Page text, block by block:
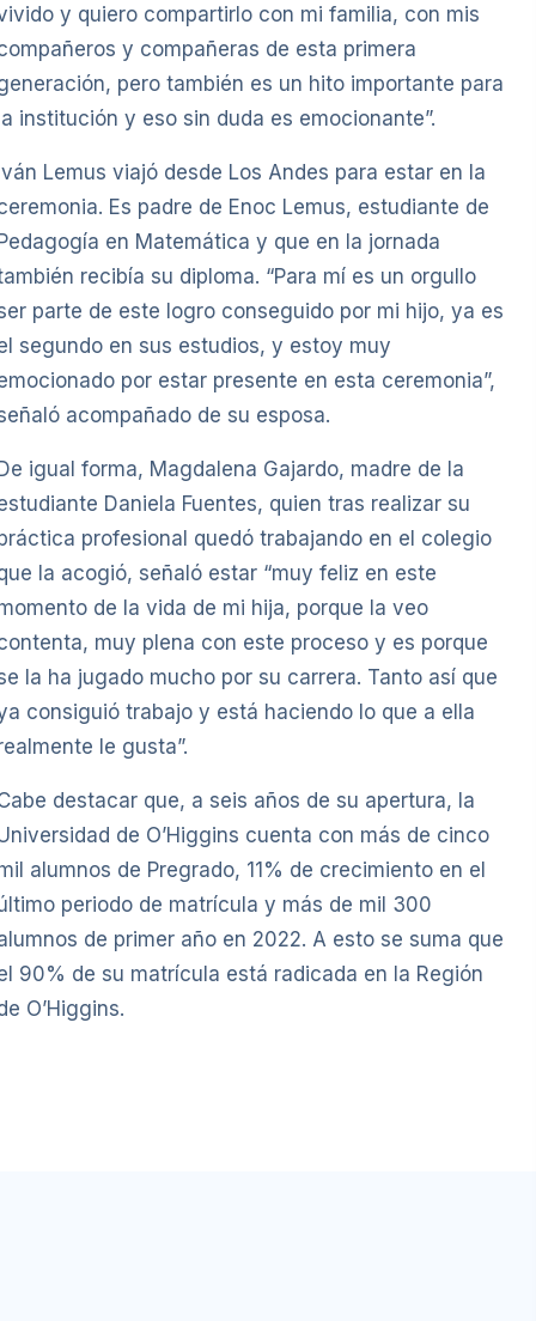
y quiero compartirlo con mi familia, con mis
y compañeras de esta primera
pero también es un hito importante para
institución y eso sin duda es emocionante”.
Lemus viajó desde Los Andes para estar en la
Es padre de Enoc Lemus, estudiante de
en Matemática y que en la jornada
recibía su diploma. “Para mí es un orgullo
parte de este logro conseguido por mi hijo, ya es
segundo en sus estudios, y estoy muy
por estar presente en esta ceremonia”,
acompañado de su esposa.
igual forma, Magdalena Gajardo, madre de la
Daniela Fuentes, quien tras realizar su
profesional quedó trabajando en el colegio
la acogió, señaló estar “muy feliz en este
de la vida de mi hija, porque la veo
muy plena con este proceso y es porque
la ha jugado mucho por su carrera. Tanto así que
consiguió trabajo y está haciendo lo que a ella
le gusta”.
destacar que, a seis años de su apertura, la
de O’Higgins cuenta con más de cinco
alumnos de Pregrado, 11% de crecimiento en el
periodo de matrícula y más de mil 300
de primer año en 2022. A esto se suma que
90% de su matrícula está radicada en la Región
O’Higgins.